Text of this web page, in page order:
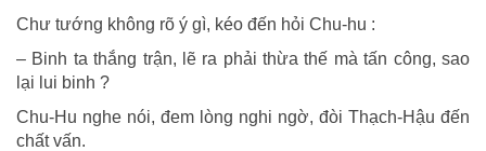
Chư tướng không rõ ý gì, kéo đến hỏi Chu-hu :
– Binh ta thắng trận, lẽ ra phải thừa thế mà tấn công, sao
lại lui binh ?
Chu-Hu nghe nói, đem lòng nghi ngờ, đòi Thạch-Hậu đến
chất vấn.